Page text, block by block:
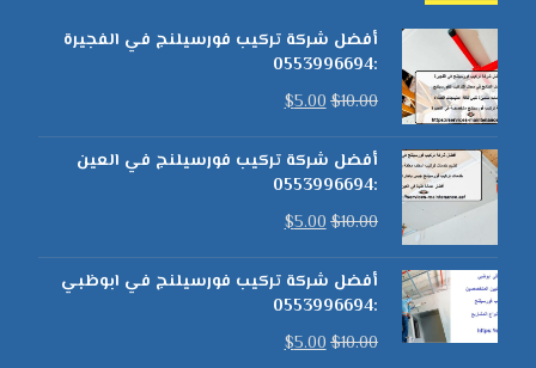
أفضل شركة تركيب فورسيلنج في الفجيرة
:0553996694
$10.00
$5.00
أفضل شركة تركيب فورسيلنج في العين
:0553996694
$10.00
$5.00
أفضل شركة تركيب فورسيلنج في ابوظبي
:0553996694
$10.00
$5.00